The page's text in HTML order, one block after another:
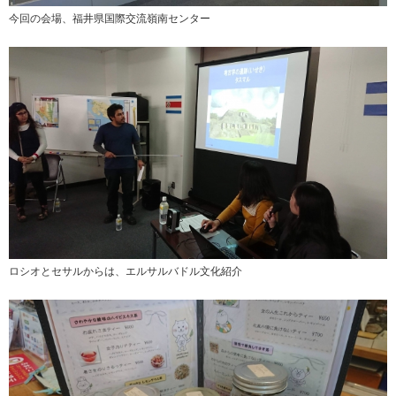
今回の会場、福井県国際交流嶺南センター
ロシオとセサルからは、エルサルバドル文化紹介